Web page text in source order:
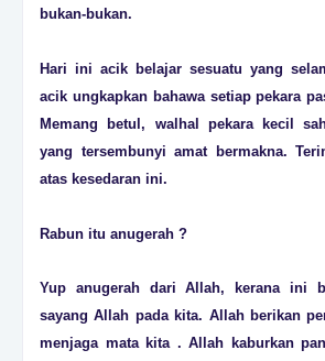
bukan-bukan.
Hari ini acik belajar sesuatu yang
acik ungkapkan bahawa setiap pekara
Memang betul, walhal pekara kecil
yang tersembunyi amat bermakna.
atas kesedaran ini.
Rabun itu anugerah ?
Yup anugerah dari Allah, kerana ini
sayang Allah pada kita. Allah berikan
menjaga mata kita . Allah kaburkan